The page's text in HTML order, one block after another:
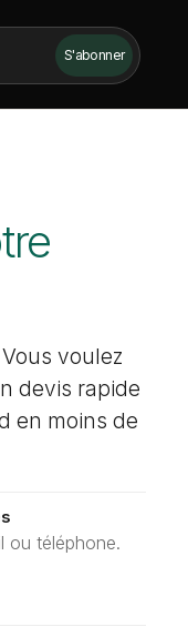
voulez
devis rapide
en moins de
ou téléphone.